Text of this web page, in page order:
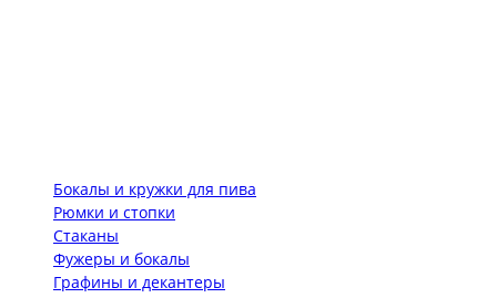
Бокалы и кружки для пива
Рюмки и стопки
Стаканы
Фужеры и бокалы
Графины и декантеры